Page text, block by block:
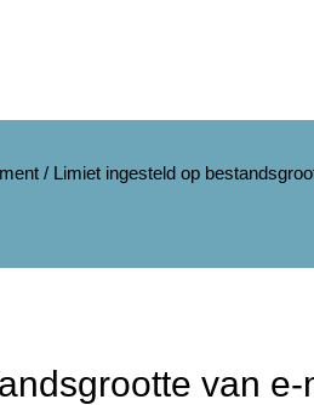
/ Limiet ingesteld op
van e-